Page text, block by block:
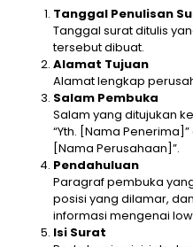
Tanggal Penulisan
Tanggal surat ditulis
tersebut dibuat.
Alamat Tujuan
Alamat lengkap
Salam Pembuka
Salam yang ditujukan
“Yth. [Nama
[Nama Perusahaan]”.
Pendahuluan
Paragraf pembuka
posisi yang dilamar,
informasi mengenai
Isi Surat